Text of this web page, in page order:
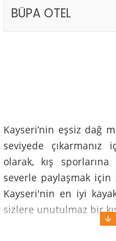
BÜPA OTEL
Kayseri’nin eşsiz dağ
seviyede
olarak, kış
severle paylaşmak için
Kayseri'nin en iyi
sizlere unutulmaz bir